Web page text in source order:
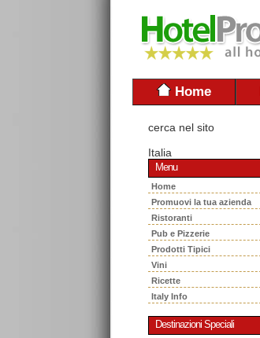
Home
cerca nel sito
Italia
Menu
Home
Promuovi la tua azienda
Ristoranti
Pub e Pizzerie
Prodotti Tipici
Vini
Ricette
Italy Info
Destinazioni Speciali